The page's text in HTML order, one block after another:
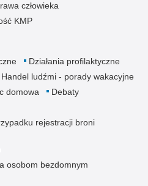
człowieka
KMP
Działania profilaktyczne
Handel ludźmi - porady wakacyjne
domowa
Debaty
rejestracji broni
osobom bezdomnym